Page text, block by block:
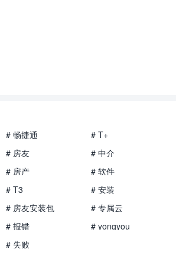
# 畅捷通
# T+
# 房友
# 中介
# 房产
# 软件
# T3
# 安装
# 房友安装包
# 专属云
# 报错
# yongyou
# 失败